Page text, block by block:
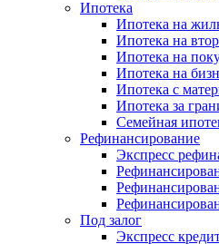
Ипотека
Ипотека на
Ипотека на
Ипотека на
Ипотека на
Ипотека с
Ипотека за
Семейная
Рефинансирование
Экспресс
Под залог
Экспресс